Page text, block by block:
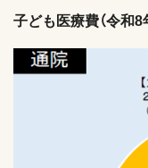
子ども医療費（令和8